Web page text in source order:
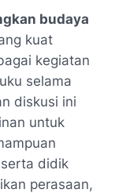
budaya
kuat
kegiatan
selama
diskusi ini
untuk
didik
perasaan,